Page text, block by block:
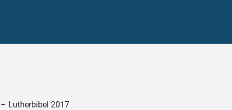
– Lutherbibel 2017